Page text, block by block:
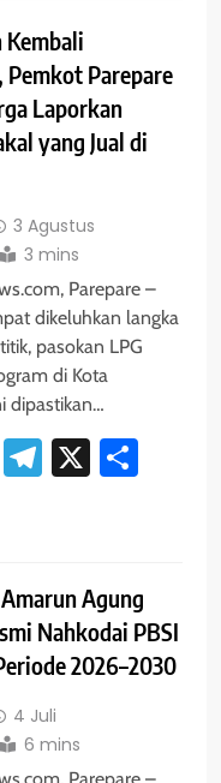
Kembali
Pemkot Parepare
Laporkan
yang Jual di
3 Agustus
3 mins
Parepare –
dikeluhkan langka
pasokan LPG
di Kota
dipastikan…
Telegram
X
Agung
Nahkodai PBSI
2026–2030
4 Juli
6 mins